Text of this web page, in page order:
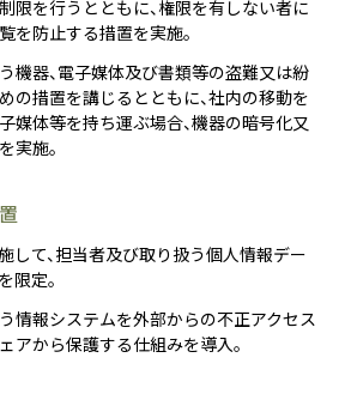
限を行うとともに、権限を有しない者に
を防止する措置を実施。
機器、電子媒体及び書類等の盗難又は紛
の措置を講じるとともに、社内の移動を
媒体等を持ち運ぶ場合、機器の暗号化又
実施。
して、担当者及び取り扱う個人情報デー
限定。
情報システムを外部からの不正アクセス
アから保護する仕組みを導入。